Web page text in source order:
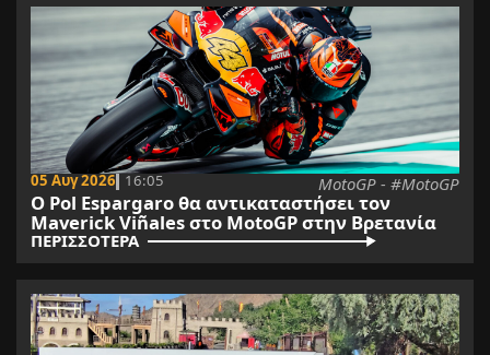
05 Αυγ 2026 16:05 MotoGP - #MotoGP
Ο Pol Espargaro θα αντικαταστήσει τον
Maverick Viñales στο MotoGP στην Βρετανία
ΠΕΡΙΣΣΟΤΕΡΑ